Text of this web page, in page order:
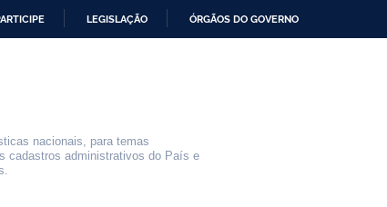
LEGISLAÇÃO ÓRGÃOS DO GOVERNO
nacionais, para temas
cadastros administrativos do País e